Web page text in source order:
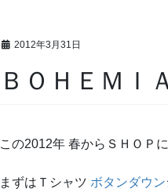
2012年3月31日
ＢＯＨＥＭＩ
この2012年 春からＳＨＯＰ
まずはＴシャツ ボタンダウン